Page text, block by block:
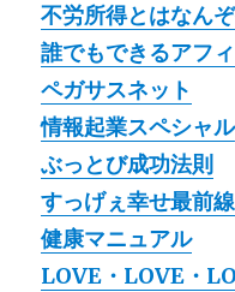
不労所得とはなん
誰でもできるアフ
ペガサスネット
情報起業スペシャル
ぶっとび成功法則
すっげぇ幸せ最前線
健康マニュアル
LOVE・LOVE・